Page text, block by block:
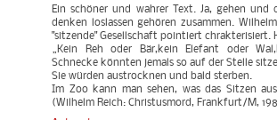
Ein schöner und wahrer Text. Ja, gehen und
denken loslassen gehören zusammen.
"sitzende" Gesellschaft pointiert chrakterisiert.
„Kein Reh oder Bär,kein Elefant oder
Schnecke könnten jemals so auf der Stelle
Sie würden austrocknen und bald sterben.
Im Zoo kann man sehen, was das Sitzen
(Wilhelm Reich: Christusmord, Frankfurt/M,